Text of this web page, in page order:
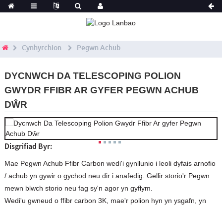
Cynhyrchion Pegwn Achub
DYCNWCH DA TELESCOPING POLION
GWYDR FFIBR AR GYFER PEGWN ACHUB
DŴR
Disgrifiad Byr:
Mae Pegwn Achub Ffibr Carbon wedi'i gynllunio i leoli dyfais arnofio
/ achub yn gywir o gychod neu dir i anafedig. Gellir storio'r Pegwn
mewn blwch storio neu fag sy'n agor yn gyflym.
Wedi'u gwneud o ffibr carbon 3K, mae'r polion hyn yn ysgafn, yn